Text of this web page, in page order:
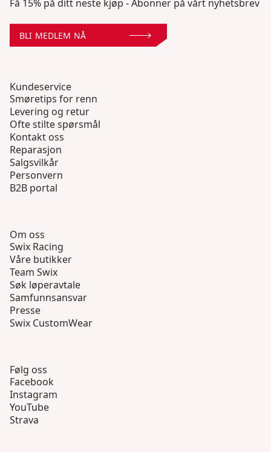
Få 15% på ditt neste kjøp - Abonner på vårt nyhetsbrev
BLI MEDLEM NÅ
Kundeservice
Smøretips for renn
Levering og retur
Ofte stilte spørsmål
Kontakt oss
Reparasjon
Salgsvilkår
Personvern
B2B portal
Om oss
Swix Racing
Våre butikker
Team Swix
Søk løperavtale
Samfunnsansvar
Presse
Swix CustomWear
Følg oss
Facebook
Instagram
YouTube
Strava